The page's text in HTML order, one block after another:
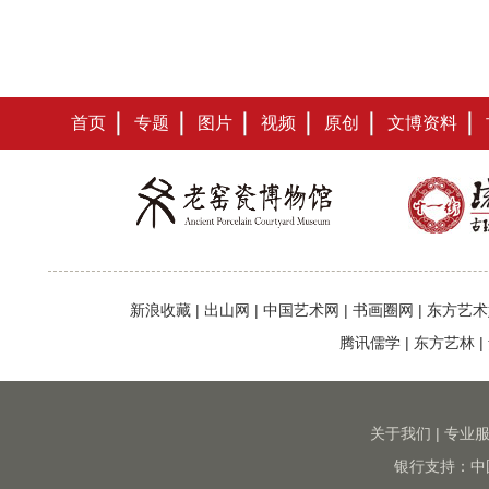
首页 专题 图片 视频 原创 文博资料
新浪收藏 | 出山网 | 中国艺术网 | 书画圈网 | 东方艺
腾讯儒学 | 东方艺林 |
关于我们 | 专业
银行支持：